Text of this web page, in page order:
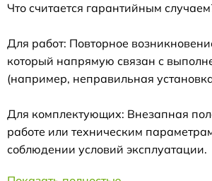
Что считается гарантийным
Для работ: Повторное
который напрямую связан с
(например, неправильная
Для комплектующих: Внезапная
работе или техническим
соблюдении условий эксплуатации.